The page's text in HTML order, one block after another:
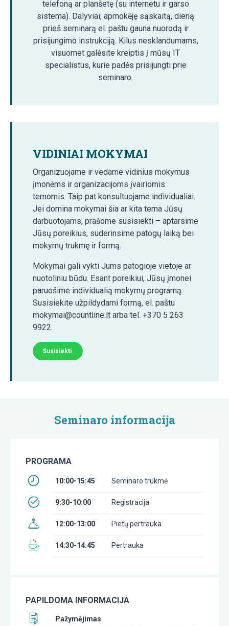
telefoną ar planšetę (su internetu ir garso
sistema). Dalyviai, apmokėję sąskaitą, dieną
prieš seminarą el. paštu gauna nuorodą ir
prisijungimo instrukciją. Kilus nesklandumams,
visuomet galėsite kreiptis į mūsų IT
specialistus, kurie padės prisijungti prie
seminaro.
VIDINIAI MOKYMAI
Organizuojame ir vedame vidinius mokymus
įmonėms ir organizacijoms įvairiomis
temomis. Taip pat konsultuojame individualiai.
Jei domina mokymai šia ar kita tema Jūsų
darbuotojams, prašome susisiekti – aptarsime
Jūsų poreikius, suderinsime patogų laiką bei
mokymų trukmę ir formą.
Mokymai gali vykti Jums patogioje vietoje ar
nuotoliniu būdu. Esant poreikiui, Jūsų įmonei
paruošime individualią mokymų programą.
Susisiekite užpildydami formą, el. paštu
mokymai@countline.lt arba tel. +370 5 263
9922.
Susisiekti
Seminaro informacija
PROGRAMA
10:00-15:45 Seminaro trukmė
9:30-10:00 Registracija
12:00-13:00 Pietų pertrauka
14:30-14:45 Pertrauka
PAPILDOMA INFORMACIJA
Pažymėjimas